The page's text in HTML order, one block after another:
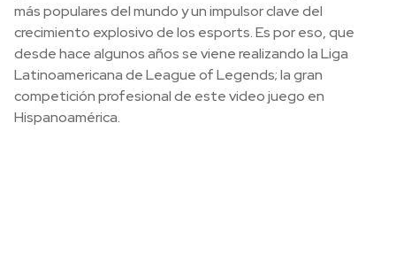
más populares del mundo y un impulsor clave del
crecimiento explosivo de los esports. Es por eso, que
desde hace algunos años se viene realizando la Liga
Latinoamericana de League of Legends; la gran
competición profesional de este video juego en
Hispanoamérica.